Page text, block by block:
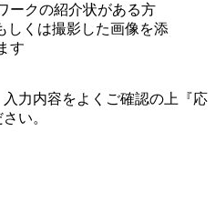
ークの紹介状がある方
しくは撮影した画像を添
す
力内容をよくご確認の上『応
い。